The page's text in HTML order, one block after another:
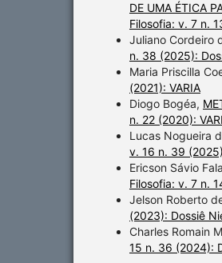
DE UMA ÉTICA
Filosofia: v. 7 n.
Juliano Cordeiro
n. 38 (2025):
Maria Priscilla
(2021): VARIA
Diogo Bogéa,
n. 22 (2020):
Lucas Nogueira
v. 16 n. 39
Ericson Sávio
Filosofia: v. 7 n.
Jelson Roberto
(2023): Dossiê
Charles Romain
15 n. 36 (2024):